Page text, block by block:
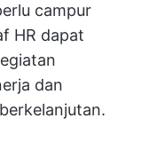
campur
HR dapat
dan